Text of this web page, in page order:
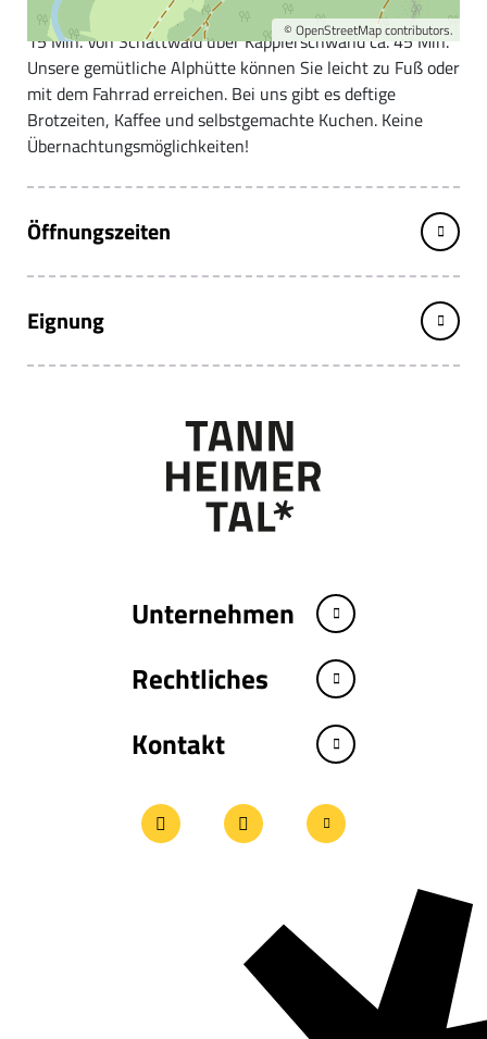
© OpenStreetMapcontributors.
So finden Sie uns: Von Pfronten durch das Vilstal ca. 1 Std.
15 Min. Von Schattwald über Kapplerschwand ca. 45 Min.
Unsere gemütliche Alphütte können Sie leicht zu Fuß oder
mit dem Fahrrad erreichen. Bei uns gibt es deftige
Brotzeiten, Kaffee und selbstgemachte Kuchen. Keine
Übernachtungsmöglichkeiten!
Öffnungszeiten
Eignung
Unternehmen
Rechtliches
Kontakt